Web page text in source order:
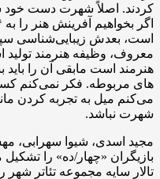
کردند. اصلاً شهرت دست
است، بعدش زیبایی‌شناسی
معروف، وظیفه هنرمند تولید
هنرمند است مابقی آن را
های مربوطه. فکر نمی‌کنم
می‌کنم میل به تجربه کردن
شهرت نباشد.
مجید ‌اسدی، شیوا ‌سهرابی،
تالار سایه مجموعه تئاتر